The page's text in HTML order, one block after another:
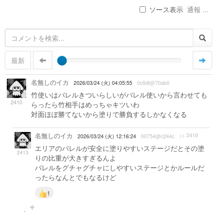
ソース表示 通報 ...
最新
2410
名無しのイカ 2026/03/24 (火) 04:05:55 0cfb8@70ab0
竹使いはバレルきついらしいがバレル使いから言わせても
らったら竹相手はめっちゃキツいわ
対面ほぼ勝てないから塗りで勝負するしかなくなる
2413
名無しのイカ 2026/03/24 (火) 12:16:24 00754@c244c >> 2410
エリアのバレルが安全に塗りやすいステージだとその塗
りの比重が大きすぎるんよ
バレルをグチャグチャにしやすいステージとかルールだ
ったらなんとでもなるけど
1